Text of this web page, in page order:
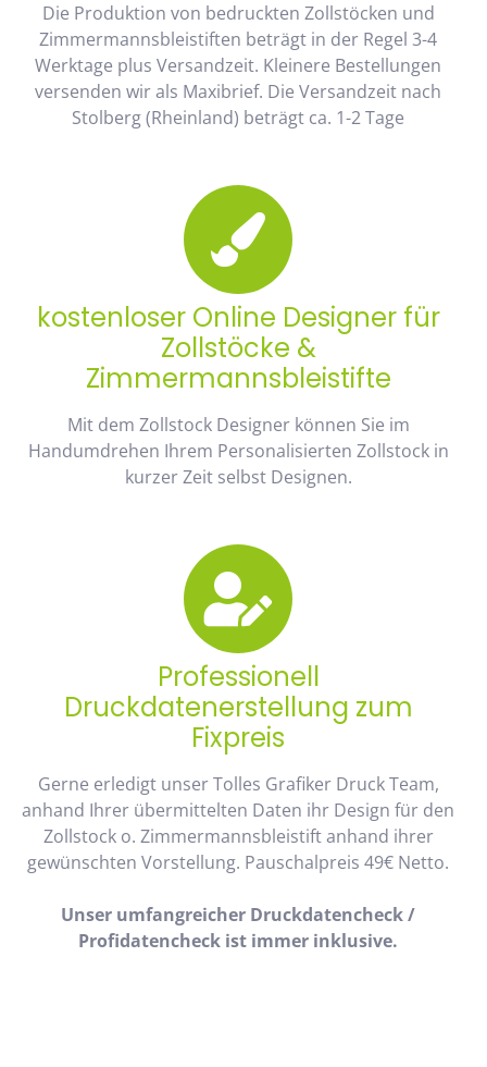
Die Produktion von bedruckten Zollstöcken und
Zimmermannsbleistiften beträgt in der Regel 3-4
Werktage plus Versandzeit. Kleinere Bestellungen
versenden wir als Maxibrief. Die Versandzeit nach
Stolberg (Rheinland) beträgt ca. 1-2 Tage
kostenloser Online Designer für
Zollstöcke &
Zimmermannsbleistifte
Mit dem Zollstock Designer können Sie im
Handumdrehen Ihrem Personalisierten Zollstock in
kurzer Zeit selbst Designen.
Professionell
Druckdatenerstellung zum
Fixpreis
Gerne erledigt unser Tolles Grafiker Druck Team,
anhand Ihrer übermittelten Daten ihr Design für den
Zollstock o. Zimmermannsbleistift anhand ihrer
gewünschten Vorstellung. Pauschalpreis 49€ Netto.
Unser umfangreicher Druckdatencheck /
Profidatencheck ist immer inklusive.